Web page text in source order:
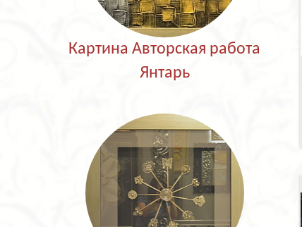
Картина Авторская работа
Янтарь